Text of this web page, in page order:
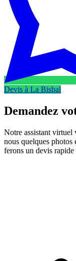
Devis à La Bisbal
Demandez
Notre assistant virtuel
nous quelques photos
ferons un devis rapide